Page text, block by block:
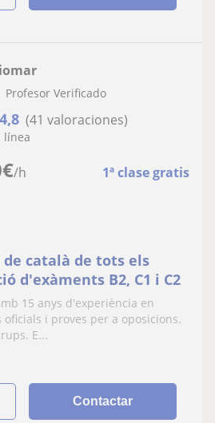
€/h 1ª clase gratis
Profesor Verificado
4,8 (41 valoraciones)
línea
de català de tots els
d'exàments B2, C1 i C2
15 anys d'experiència en
i proves per a oposicions.
E...
Contactar